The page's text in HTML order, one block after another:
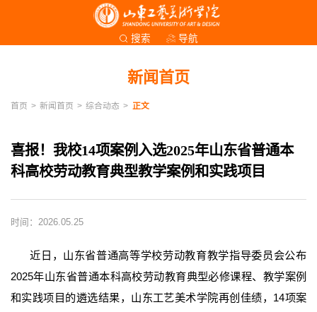
搜索 导航
新闻首页
首页 > 新闻首页 > 综合动态 > 正文
喜报！我校14项案例入选2025年山东省普通本
科高校劳动教育典型教学案例和实践项目
时间：2026.05.25
近日，山东省普通高等学校劳动教育教学指导委员会公布
2025年山东省普通本科高校劳动教育典型必修课程、教学案例
和实践项目的遴选结果，山东工艺美术学院再创佳绩，14项案